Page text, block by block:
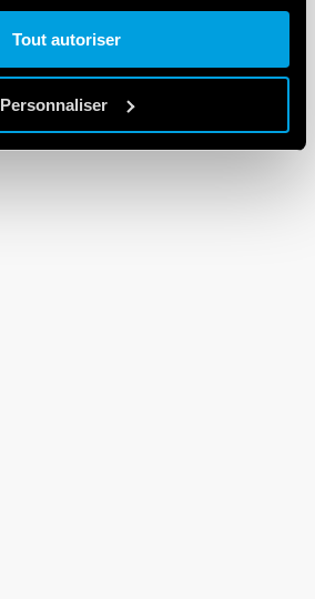
Tout autoriser
Personnaliser